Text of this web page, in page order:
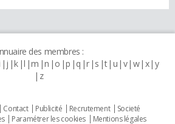
des membres :
j k l m n o p q r s t u v w x y
z
Contact Publicité Recrutement
Societé
Paramétrer les cookies
Mentions légales